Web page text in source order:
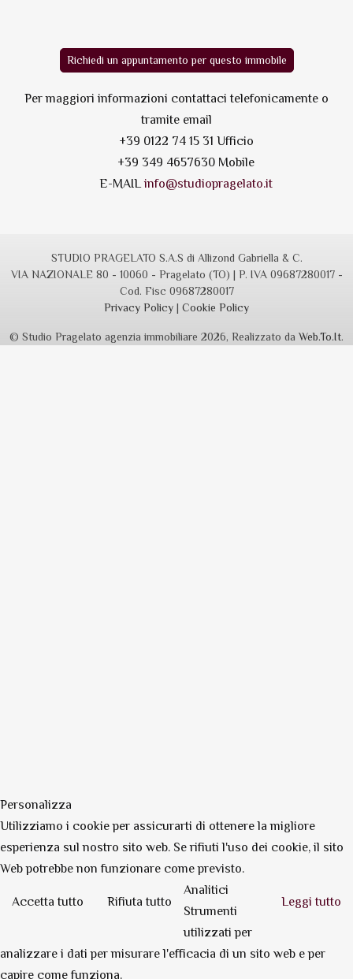
Richiedi un appuntamento per questo immobile
Per maggiori informazioni contattaci telefonicamente o
tramite email
+39 0122 74 15 31 Ufficio
+39 349 4657630 Mobile
E-MAILinfo@studiopragelato.it
STUDIO PRAGELATO S.A.S di Allizond Gabriella & C.
VIA NAZIONALE 80 - 10060 - Pragelato (TO) | P. IVA 09687280017 -
Cod. Fisc 09687280017
Privacy Policy | Cookie Policy
© Studio Pragelato agenzia immobiliare 2026, Realizzato da Web.To.It.
Personalizza
Utilizziamo i cookie per assicurarti di ottenere la migliore
esperienza sul nostro sito web. Se rifiuti l'uso dei cookie, il sito
Web potrebbe non funzionare come previsto.
Accetta tutto Rifiuta tutto Leggi tutto
Analitici
Strumenti
utilizzati per
analizzare i dati per misurare l'efficacia di un sito web e per
capire come funziona.